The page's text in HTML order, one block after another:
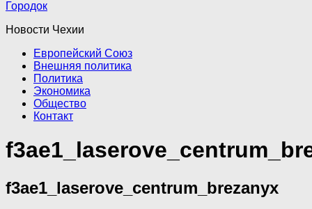
Городок
Новости Чехии
Европейский Союз
Внешняя политика
Политика
Экономика
Общество
Контакт
f3ae1_laserove_centrum_brezanyx